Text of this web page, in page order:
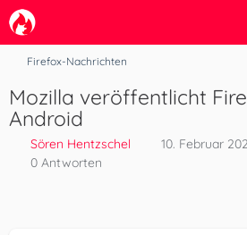
Firefox-Nachrichten
Mozilla veröffentlicht
Android
Sören Hentzschel
10. Februar
0 Antworten